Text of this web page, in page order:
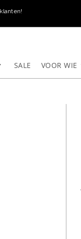
SALE VOOR WIE